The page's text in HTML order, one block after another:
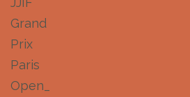
Grand
Prix
Paris
Open_